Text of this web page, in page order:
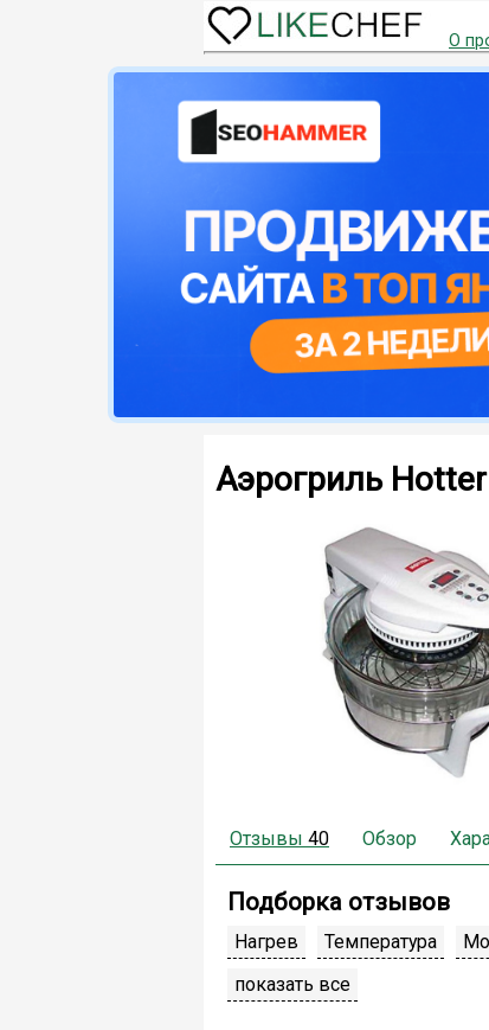
О
Аэрогриль
Отзывы 40 Обзор
Подборка отзывов
Нагрев Температура
показать все